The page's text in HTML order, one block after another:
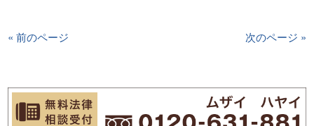
« 前のページ 次のページ »